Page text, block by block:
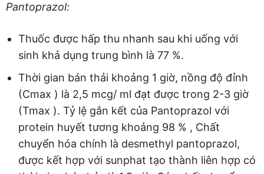
Pantoprazol:
Thuốc được hấp thu nhanh sau khi uống với
sinh khả dụng trung bình là 77 %.
Thời gian bán thải khoảng 1 giờ, nồng độ đỉnh
(Cmax ) là 2,5 mcg/ ml đạt được trong 2-3 giờ
(Tmax ). Tỷ lệ gắn kết của Pantoprazol với
protein huyết tương khoảng 98 % , Chất
chuyển hóa chính là desmethyl pantoprazol,
được kết hợp với sunphat tạo thành liên hợp có